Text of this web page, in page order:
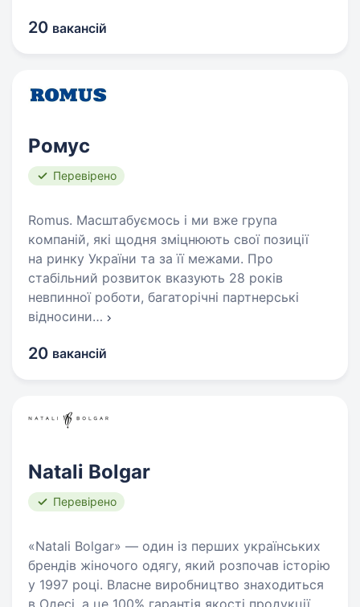
20 вакансій
Ромус
Перевірено
Romus. Масштабуємось і ми вже група
компаній, які щодня зміцнюють свої позиції
на ринку України та за її межами. Про
стабільний розвиток вказують 28 років
невпинної роботи, багаторічні партнерські
відносини…
20 вакансій
Natali Bolgar
Перевірено
«Natali Bolgar» — один із перших українських
брендів жіночого одягу, який розпочав історію
у 1997 році. Власне виробництво знаходиться
в Одесі, а це 100% гарантія якості продукції.